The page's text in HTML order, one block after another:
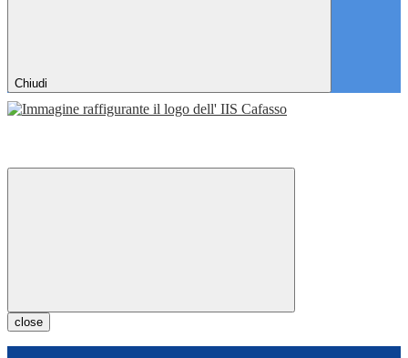
Chiudi
close